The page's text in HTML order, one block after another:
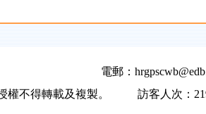
電郵：
不得轉載及複製。 訪客人次：